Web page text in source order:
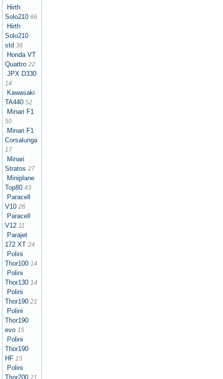
Hirth
Solo210 66
Hirth
Solo210
std 36
Honda VT
Quattro 22
JPX D330
14
Kawasaki
TA440 52
Minari F1
50
Minari F1
Corsalunga
17
Minari
Stratos 27
Miniplane
Top80 43
Paracell
V10 26
Paracell
V12 11
Parajet
172 XT 24
Polini
Thor100 14
Polini
Thor130 14
Polini
Thor190 21
Polini
Thor190
evo 15
Polini
Thor190
HF 15
Polini
Thor200 21